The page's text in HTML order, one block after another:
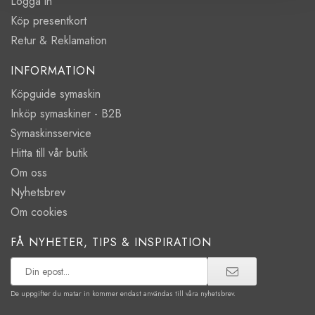
Köp presentkort
Retur & Reklamation
INFORMATION
Köpguide symaskin
Inköp symaskiner - B2B
Symaskinsservice
Hitta till vår butik
Om oss
Nyhetsbrev
Om cookies
FÅ NYHETER, TIPS & INSPIRATION
De uppgifter du matar in kommer endast användas till våra nyhetsbrev.